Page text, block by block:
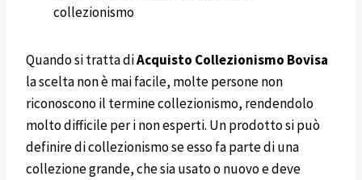
collezionismo
Quando si tratta diAcquisto Collezionismo Bovisa
la scelta non è mai facile, molte persone non
riconoscono il termine collezionismo, rendendolo
molto difficile per i non esperti. Un prodotto si può
definire di collezionismo se esso fa parte di una
collezione grande, che sia usato o nuovo e deve